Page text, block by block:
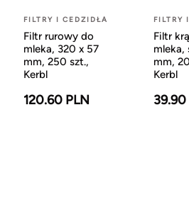
FILTRY I CEDZIDŁA
Filtr rurowy do
mleka, 320 x 57
mm, 250 szt.,
Kerbl
120.60 PLN
FILTRY
Filtr
mleka,
mm,
Kerbl
39.90